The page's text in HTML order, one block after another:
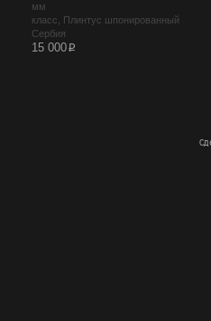
мм
класс, Плинтус шпонированный
Сербия
15 000p